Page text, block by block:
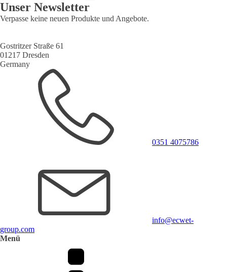
Unser Newsletter
Verpasse keine neuen Produkte und Angebote.
Gostritzer Straße 61
01217 Dresden
Germany
0351 4075786
info@ecwet-
group.com
Menü